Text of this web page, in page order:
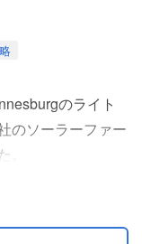
のライト
のソーラーファー
炭素排出量ネッ